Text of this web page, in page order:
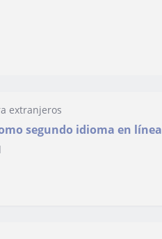
extranjeros
segundo idioma en línea